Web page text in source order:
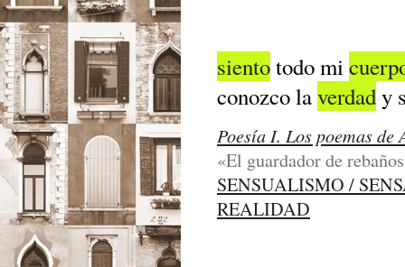
sientotodo mi
conozco laverdady
Poesía I. Los poemas
«El guardador de
SENSUALISMO /
REALIDAD